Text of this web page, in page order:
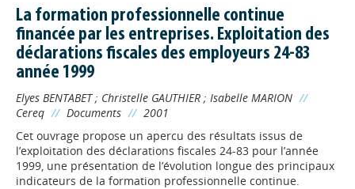
La formation professionnelle continue
financée par les entreprises. Exploitation des
déclarations fiscales des employeurs 24-83
année 1999
Elyes BENTABET; Christelle GAUTHIER ; Isabelle MARION //
Cereq // Documents // 2001
Cet ouvrage propose un apercu des résultats issus de
l’exploitation des déclarations fiscales 24-83 pour l’année
1999, une présentation de l’évolution longue des principaux
indicateurs de la formation professionnelle continue.
Appels à projets